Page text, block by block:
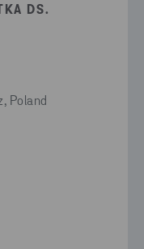
DS.
Poland